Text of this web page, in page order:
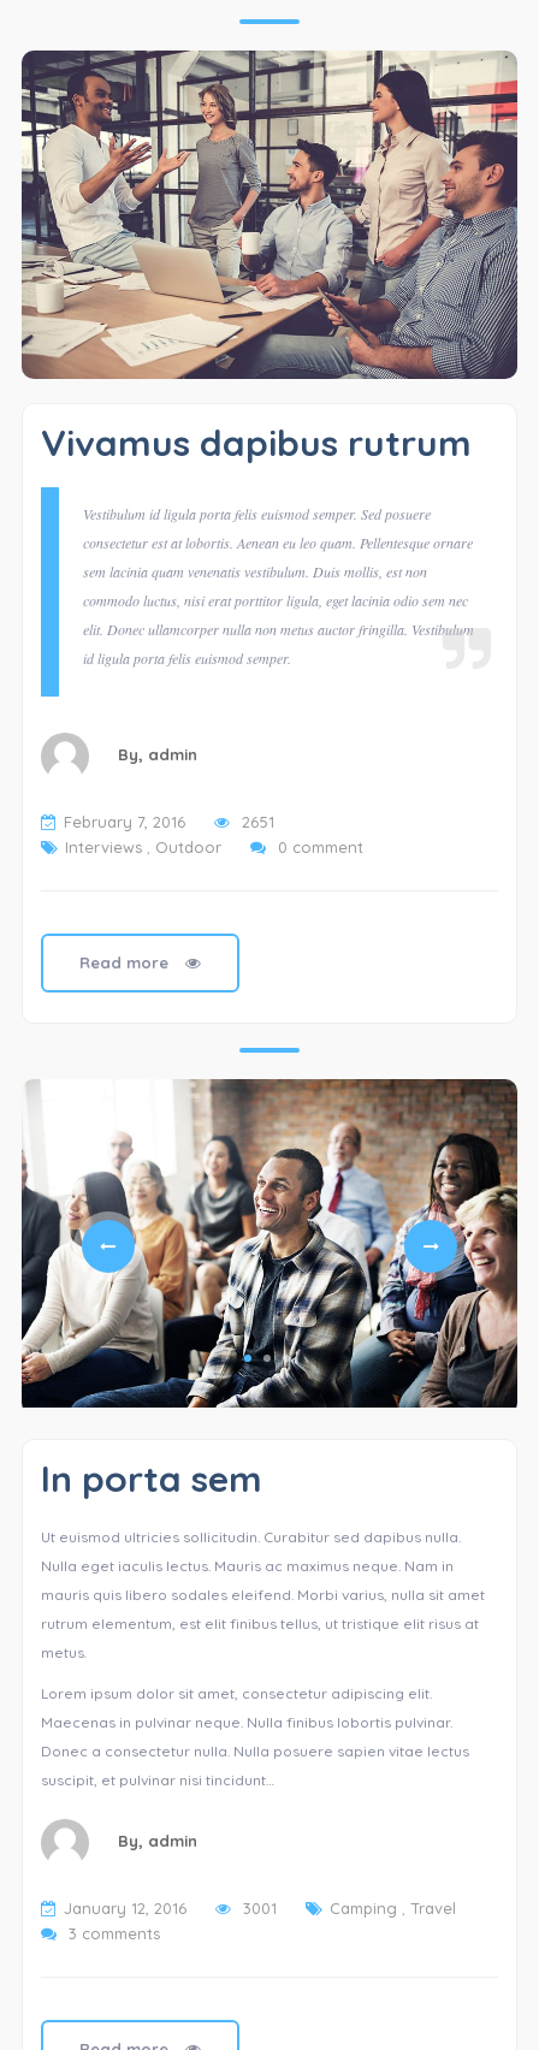
Vivamus dapibus rutrum
Vestibulum id ligula porta felis euismod semper. Sed posuere
consectetur est at lobortis. Aenean eu leo quam. Pellentesque ornare
sem lacinia quam venenatis vestibulum. Duis mollis, est non
commodo luctus, nisi erat porttitor ligula, eget lacinia odio sem nec
elit. Donec ullamcorper nulla non metus auctor fringilla. Vestibulum
id ligula porta felis euismod semper.
By, admin
February 7, 2016
2651
Interviews, Outdoor 0 comment
Read more
In porta sem
Ut euismod ultricies sollicitudin. Curabitur sed dapibus nulla.
Nulla eget iaculis lectus. Mauris ac maximus neque. Nam in
mauris quis libero sodales eleifend. Morbi varius, nulla sit amet
rutrum elementum, est elit finibus tellus, ut tristique elit risus at
metus.
Lorem ipsum dolor sit amet, consectetur adipiscing elit.
Maecenas in pulvinar neque. Nulla finibus lobortis pulvinar.
Donec a consectetur nulla. Nulla posuere sapien vitae lectus
suscipit, et pulvinar nisi tincidunt…
By, admin
January 12, 2016 3001 Camping
Travel
3 comments